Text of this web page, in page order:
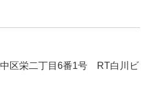
区栄二丁目6番1号 RT白川ビ